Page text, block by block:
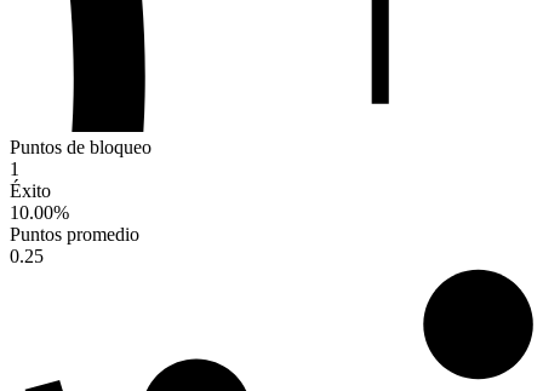
Puntos de bloqueo
1
Éxito
10.00%
Puntos promedio
0.25